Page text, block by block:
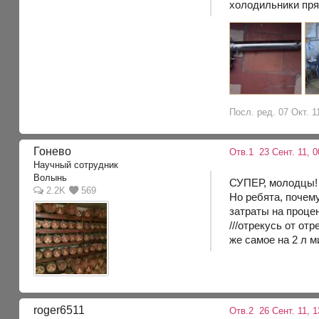
холодильники
Посл. ред. 07 Окт.
Гонево
Научный сотрудник
Волынь
2.2K
569
Отв.1 23 Сент. 11,
СУПЕР, молодцы!
Но ребята,
затраты на
///отрекусь от
же самое на 2 л
roger6511 Отв.2 26 Сент. 11,